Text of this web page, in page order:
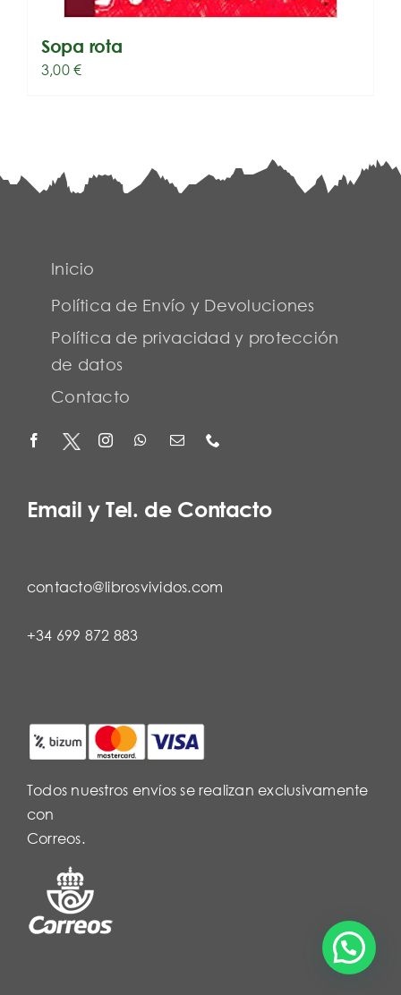
Sopa rota
3,00€
Inicio
Política de Envío y Devoluciones
Política de privacidad y protección
de datos
Contacto
Email y Tel. de Contacto
contacto@librosvividos.com
+34 699 872 883
Todos nuestros envíos se realizan exclusivamente
con
Correos.